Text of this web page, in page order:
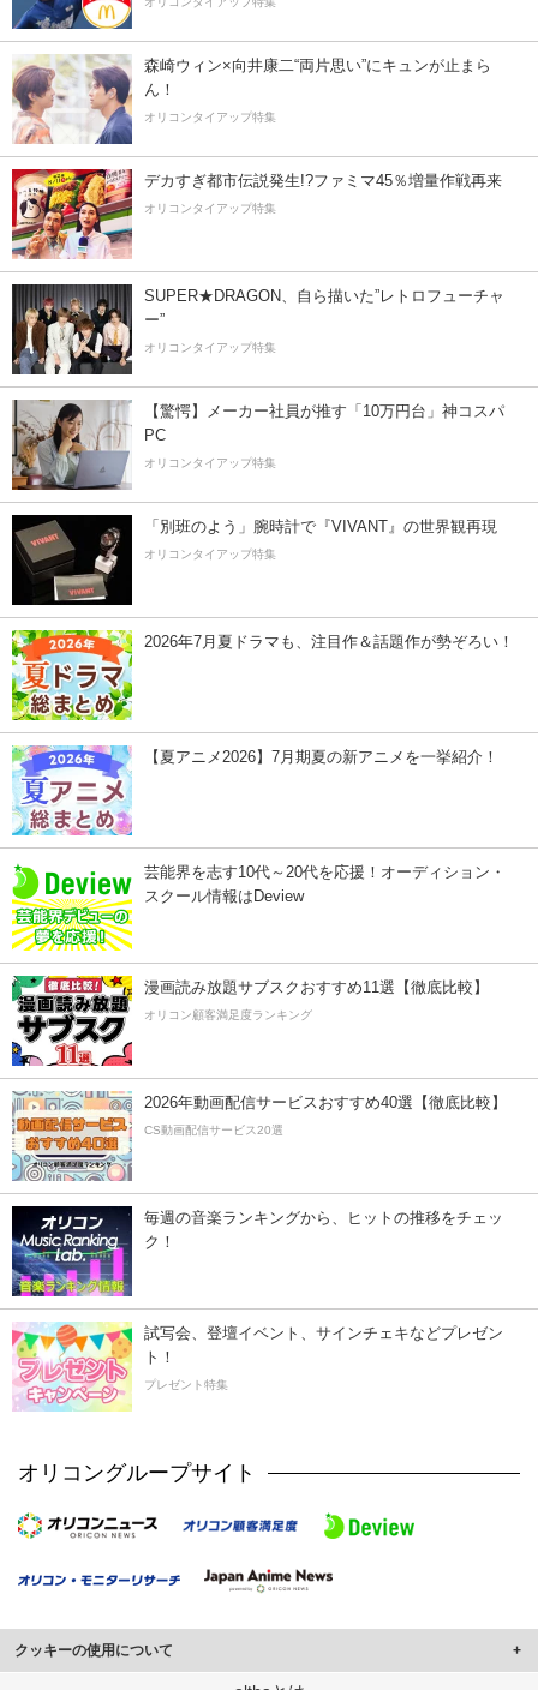
森崎ウィン×向井康二“両片思い”にキュンが止まら
ん！
オリコンタイアップ特集
デカすぎ都市伝説発生!?ファミマ45％増量作戦再来
オリコンタイアップ特集
SUPER★DRAGON、自ら描いた”レトロフューチャ
ー”
オリコンタイアップ特集
【驚愕】メーカー社員が推す「10万円台」神コスパ
PC
オリコンタイアップ特集
「別班のよう」腕時計で『VIVANT』の世界観再現
オリコンタイアップ特集
2026年7月夏ドラマも、注目作＆話題作が勢ぞろい！
【夏アニメ2026】7月期夏の新アニメを一挙紹介！
芸能界を志す10代～20代を応援！オーディション・
スクール情報はDeview
漫画読み放題サブスクおすすめ11選【徹底比較】
オリコン顧客満足度ランキング
2026年動画配信サービスおすすめ40選【徹底比較】
CS動画配信サービス20選
毎週の音楽ランキングから、ヒットの推移をチェッ
ク！
試写会、登壇イベント、サインチェキなどプレゼン
ト！
プレゼント特集
オリコングループサイト
クッキーの使用について